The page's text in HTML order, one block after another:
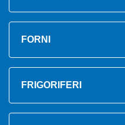
FORNI
FRIGORIFERI